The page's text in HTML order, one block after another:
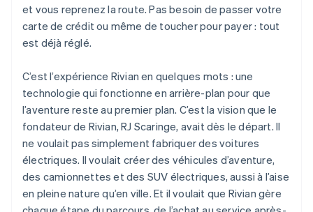
et vous reprenez la route. Pas besoin de passer votre
carte de crédit ou même de toucher pour payer : tout
est déjà réglé.
C’est l’expérience Rivian en quelques mots : une
technologie qui fonctionne en arrière-plan pour que
l’aventure reste au premier plan. C’est la vision que le
fondateur de Rivian, RJ Scaringe, avait dès le départ. Il
ne voulait pas simplement fabriquer des voitures
électriques. Il voulait créer des véhicules d’aventure,
des camionnettes et des SUV électriques, aussi à l’aise
en pleine nature qu’en ville. Et il voulait que Rivian gère